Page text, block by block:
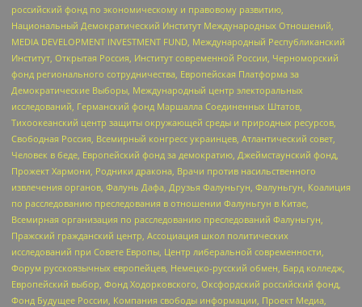
российский фонд по экономическому и правовому развитию,
Национальный Демократический Институт Международных Отношений,
MEDIA DEVELOPMENT INVESTMENT FUND, Международный Республиканский
Институт, Открытая Россия, Институт современной России, Черноморский
фонд регионального сотрудничества, Европейская Платформа за
Демократические Выборы, Международный центр электоральных
исследований, Германский фонд Маршалла Соединенных Штатов,
Тихоокеанский центр защиты окружающей среды и природных ресурсов,
Свободная Россия, Всемирный конгресс украинцев, Атлантический совет,
Человек в беде, Европейский фонд за демократию, Джеймстаунский фонд,
Прожект Хармони, Родники дракона, Врачи против насильственного
извлечения органов, Фалунь Дафа, Друзья Фалуньгун, Фалуньгун, Коалиция
по расследованию преследования в отношении Фалуньгун в Китае,
Всемирная организация по расследованию преследований Фалуньгун,
Пражский гражданский центр, Ассоциация школ политических
исследований при Совете Европы, Центр либеральной современности,
Форум русскоязычных европейцев, Немецко-русский обмен, Бард колледж,
Европейский выбор, Фонд Ходорковского, Оксфордский российский фонд,
Фонд Будущее России, Компания свободы информации, Проект Медиа,